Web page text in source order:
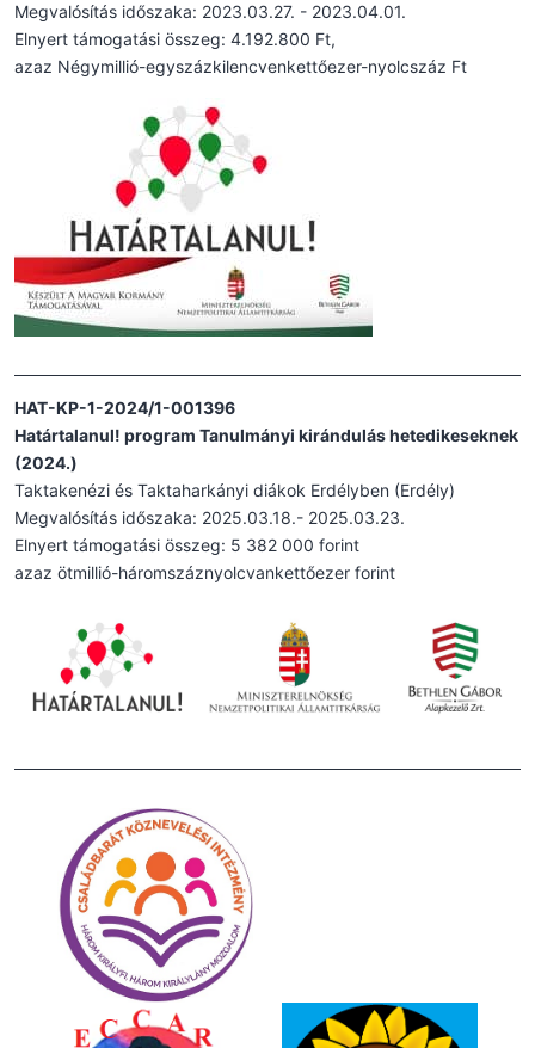
Megvalósítás időszaka: 2023.03.27. - 2023.04.01.
Elnyert támogatási összeg: 4.192.800 Ft,
azaz Négymillió-egyszázkilencvenkettőezer-nyolcszáz Ft
HAT-KP-1-2024/1-001396
Határtalanul! program Tanulmányi kirándulás hetedikeseknek
(2024.)
Taktakenézi és Taktaharkányi diákok Erdélyben (Erdély)
Megvalósítás időszaka: 2025.03.18.- 2025.03.23.
Elnyert támogatási összeg: 5 382 000 forint
azaz ötmillió-háromszáznyolcvankettőezer forint